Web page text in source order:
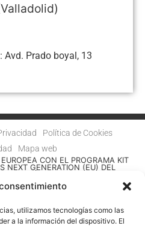
utilizamos tecnologías como las
a la información del dispositivo. El
Avd. Prado boyal, 13
Política de Cookies
Mapa web
CON EL PROGRAMA KIT
NEXT GENERATION (EU) DEL